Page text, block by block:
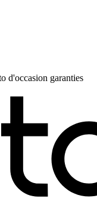
auto d'occasion